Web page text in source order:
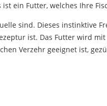
ein Futter, welches Ihre
sind. Dieses instinktive
ist. Das Futter wird
Verzehr geeignet ist,